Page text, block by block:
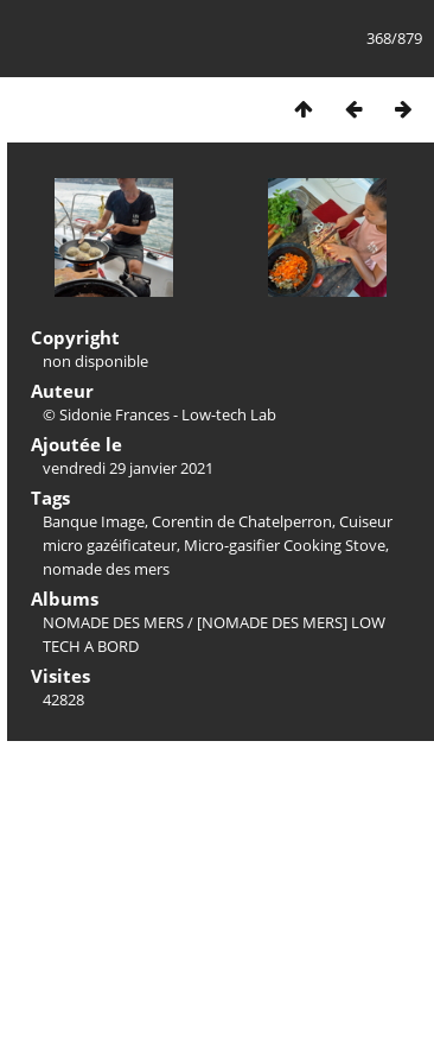
368/879
Copyright
non disponible
Auteur
© Sidonie Frances - Low-tech Lab
Ajoutée le
vendredi 29 janvier 2021
Tags
Banque Image,Corentin de Chatelperron,Cuiseur
micro gazéificateur, Micro-gasifier Cooking Stove,
nomade des mers
Albums
NOMADE DES MERS/ [NOMADE DES MERS] LOW
TECH A BORD
Visites
42828